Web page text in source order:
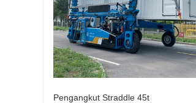
Pengangkut Straddle 45t